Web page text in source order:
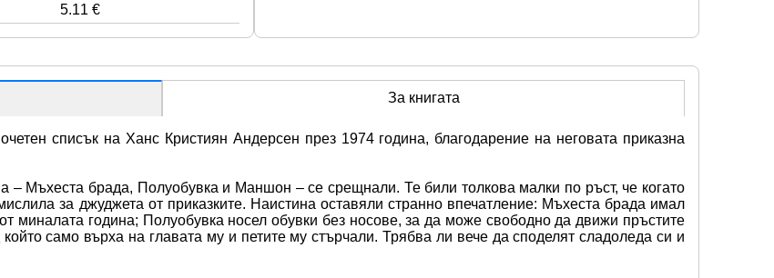
5.11 €
За книгата
списък на Ханс Кристиян Андерсен през 1974 година, благодарение на неговата приказна
– Мъхеста брада, Полуобувка и Маншон – се срещнали. Те били толкова малки по ръст, че когато
за джуджета от приказките. Наистина оставяли странно впечатление: Мъхеста брада имал
миналата година; Полуобувка носел обувки без носове, за да може свободно да движи пръстите
само върха на главата му и петите му стърчали. Трябва ли вече да споделят сладоледа си и